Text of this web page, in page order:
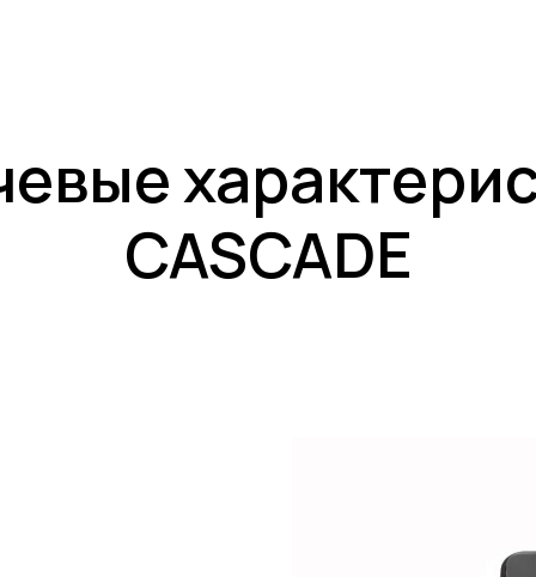
CASCADE